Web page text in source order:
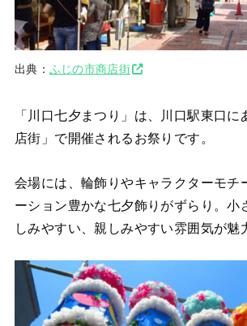
出典： ふじの市商店街
「川口七夕まつり」は、川口駅東口
店街」で開催されるお祭りです。
会場には、輪飾りやキャラクターモチ
ーション豊かな七夕飾りがずらり。小
しみやすい、親しみやすい雰囲気が魅